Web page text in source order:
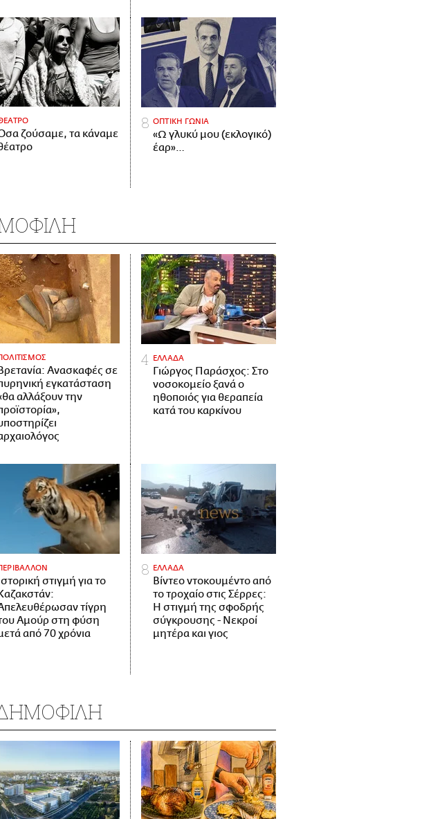
ζούσαμε, τα κάναμε
ΟΠΤΙΚΗ ΓΩΝΙΑ
«Ω γλυκύ μου (εκλογικό)
έαρ»…
Ανασκαφές σε
εγκατάσταση
αλλάξουν την
ΕΛΛΑΔΑ
Γιώργος Παράσχος: Στο
νοσοκομείο ξανά ο
ηθοποιός για θεραπεία
κατά του καρκίνου
Ιστορική στιγμή για το
Καζακστάν:
τίγρη
Αμούρ στη φύση
από 70 χρόνια
ΕΛΛΑΔΑ
Βίντεο ντοκουμέντο από
το τροχαίο στις Σέρρες:
Η στιγμή της σφοδρής
σύγκρουσης - Νεκροί
μητέρα και γιος